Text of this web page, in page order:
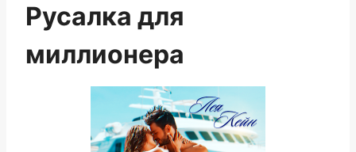
Русалка для
миллионера